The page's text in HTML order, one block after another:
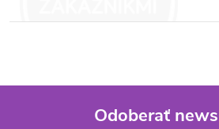
Odoberať